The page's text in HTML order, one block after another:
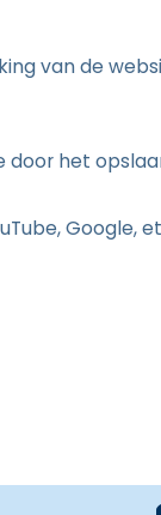
van de
het
Google,